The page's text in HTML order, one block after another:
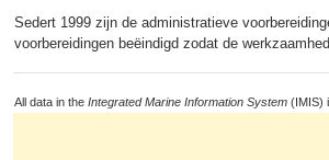
Sedert 1999 zijn de administratieve
voorbereidingen beëindigd zodat de
All data in the Integrated Marine Information System (IMIS)